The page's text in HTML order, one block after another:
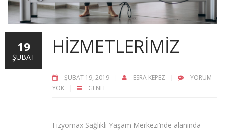
HIZMETLERIMIZ
ŞUBAT 19, 2019 ESRA KEPEZ
YORUM
YOK
GENEL
Fizyomax Sağlıklı Yaşam Merkezi‘nde alanında
19
ŞUBAT